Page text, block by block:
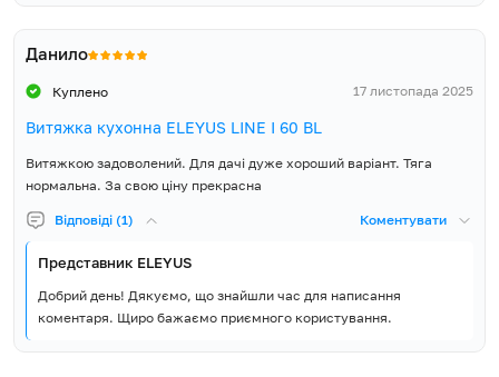
Данило
Куплено 17 листопада 2025
Витяжка кухонна ELEYUS LINE I 60 BL
Витяжкою задоволений. Для дачі дуже хороший варіант. Тяга
нормальна. За свою ціну прекрасна
Відповіді (1) Коментувати
Представник ELEYUS
Добрий день! Дякуємо, що знайшли час для написання
коментаря. Щиро бажаємо приємного користування.